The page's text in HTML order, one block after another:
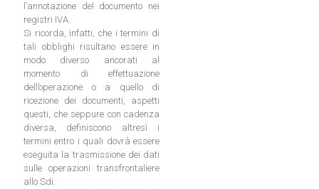
l’annotazione del documento nei
registri IVA.
Si ricorda, infatti, che i termini di
tali obblighi risultano essere in
modo diverso ancorati al
momento di effettuazione
dell’operazione o a quello di
ricezione dei documenti, aspetti
questi, che seppure con cadenza
diversa, definiscono altresì i
termini entro i quali dovrà essere
eseguita la trasmissione dei dati
sulle operazioni transfrontaliere
allo Sdi.